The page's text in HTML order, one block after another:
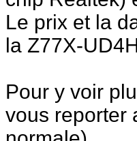
Le prix et la
la Z77X-
Pour y voir
vous reporter